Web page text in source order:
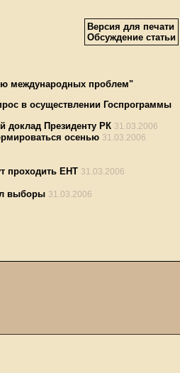
Версия для печати
Обсуждение статьи
международных проблем"
в осуществлении Госпрограммы
доклад Президенту РК 31.03.2006
осенью 31.03.2006
проходить ЕНТ 31.03.2006
выборы 31.03.2006